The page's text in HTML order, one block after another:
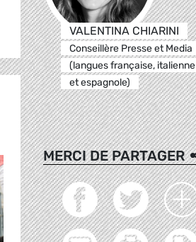
VALENTINA CHIARINI
Conseillère Presse et Media
(langues française, italienne
et espagnole)
MERCI DE PARTAGER